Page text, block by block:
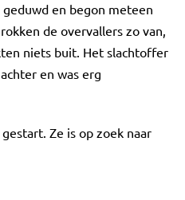
en begon meteen
de overvallers zo van,
niets buit. Het slachtoffer
en was erg
Ze is op zoek naar